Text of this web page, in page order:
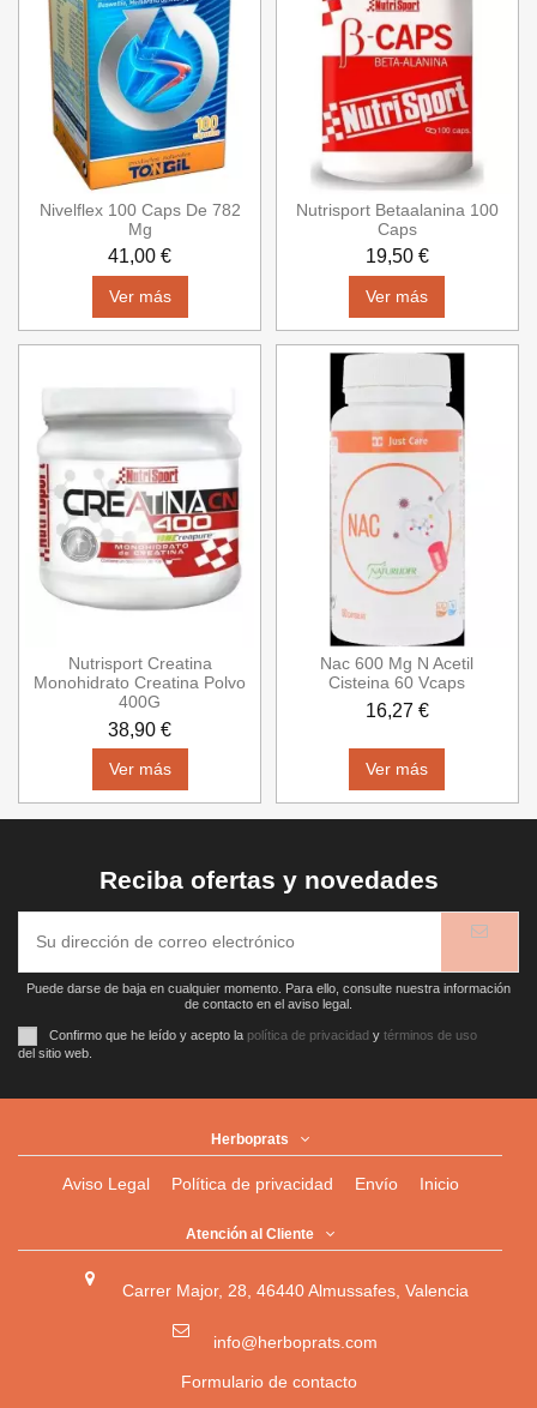
Nivelflex 100 Caps De 782
Mg
41,00 €
Ver más
Nutrisport Betaalanina 100
Caps
19,50 €
Ver más
Nutrisport Creatina
Monohidrato Creatina Polvo
400G
38,90 €
Ver más
Nac 600 Mg N Acetil
Cisteina 60 Vcaps
16,27 €
Ver más
Reciba ofertas y novedades
Puede darse de baja en cualquier momento. Para ello, consulte nuestra información
de contacto en el aviso legal.
Confirmo que he leído y acepto la política de privacidad y términos de uso
del sitio web.
Herboprats
Aviso Legal Política de privacidad Envío Inicio
Atención al Cliente
Carrer Major, 28, 46440 Almussafes, Valencia
info@herboprats.com
Formulario de contacto